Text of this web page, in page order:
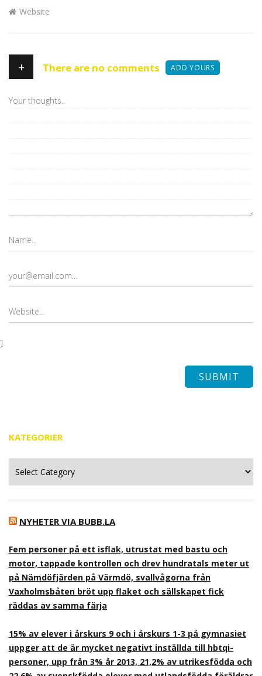
Website
+ There are no comments ADD YOURS
KATEGORIER
NYHETER VIA BUBB.LA
Fem personer på ett isflak, utrustat med bastu och
motor, tappade kontrollen och drev hundratals meter ut
på Nämdöfjärden på Värmdö, svallvågorna från
Vaxholmsbåten bröt upp flaket och sällskapet fick
räddas av samma färja
15% av elever i årskurs 9 och i årskurs 1-3 på gymnasiet
uppger att de är mycket negativt inställda till hbtqi-
personer, upp från 3% år 2013, 21,2% av utrikesfödda och